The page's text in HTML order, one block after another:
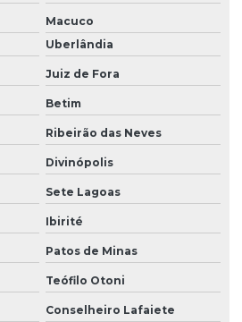
Macuco
Uberlândia
Juiz de Fora
Betim
Ribeirão das Neves
Divinópolis
Sete Lagoas
Ibirité
Patos de Minas
Teófilo Otoni
Conselheiro Lafaiete